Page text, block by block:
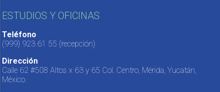
ESTUDIOS Y OFICINAS
Teléfono
(999) 923 61 55 (recepción)
Dirección
Calle 62 #508 Altos x 63 y 65 Col. Centro, Mérida, Yucatán,
México.